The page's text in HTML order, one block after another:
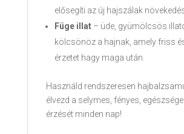
elősegíti az új hajszálak
Füge illat– üde, gyümölcsös
kölcsönöz a hajnak, amely friss
érzetet hagy maga után.
Használd rendszeresen
élvezd a selymes, fényes,
érzését minden nap!